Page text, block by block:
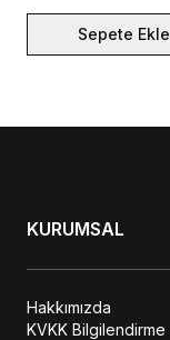
Sepete Ekle
KURUMSAL
Hakkımızda
KVKK Bilgilendirme